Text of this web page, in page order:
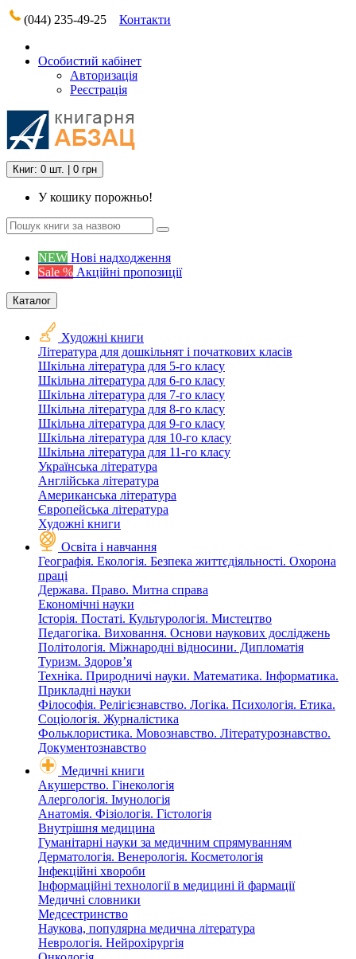
(044) 235-49-25 Контакти
Особистий кабінет
Авторизація
Реєстрація
Книг: 0 шт. | 0 грн
У кошику порожньо!
NEW Нові надходження
Sale % Акційні пропозиції
Каталог
Художні книги
Література для дошкільнят і початкових класів
Шкільна література для 5-го класу
Шкільна література для 6-го класу
Шкільна література для 7-го класу
Шкільна література для 8-го класу
Шкільна література для 9-го класу
Шкільна література для 10-го класу
Шкільна література для 11-го класу
Українська література
Англійська література
Американська література
Європейська література
Художні книги
Освіта і навчання
Географія. Екологія. Безпека життєдіяльності. Охорона
праці
Держава. Право. Митна справа
Економічні науки
Історія. Постаті. Культурологія. Мистецтво
Педагогіка. Виховання. Основи наукових досліджень
Політологія. Міжнародні відносини. Дипломатія
Туризм. Здоров’я
Техніка. Природничі науки. Математика. Інформатика.
Прикладні науки
Філософія. Релігієзнавство. Логіка. Психологія. Етика.
Соціологія. Журналістика
Фольклористика. Мовознавство. Літературознавство.
Документознавство
Медичні книги
Акушерство. Гінекологія
Алергологія. Імунологія
Анатомія. Фізіологія. Гістологія
Внутрішня медицина
Гуманітарні науки за медичним спрямуванням
Дерматологія. Венерологія. Косметологія
Інфекційні хвороби
Інформаційні технології в медицині й фармації
Медичні словники
Медсестринство
Наукова, популярна медична література
Неврологія. Нейрохірургія